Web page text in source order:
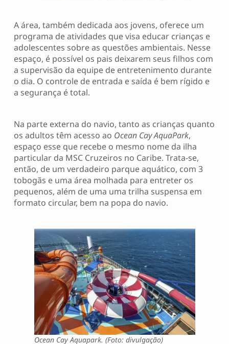
A área, também dedicada aos jovens, oferece um
programa de atividades que visa educar crianças e
adolescentes sobre as questões ambientais. Nesse
espaço, é possível os pais deixarem seus filhos com
a supervisão da equipe de entretenimento durante
o dia. O controle de entrada e saída é bem rígido e
a segurança é total.
Na parte externa do navio, tanto as crianças quanto
os adultos têm acesso ao Ocean Cay AquaPark,
espaço esse que recebe o mesmo nome da ilha
particular da MSC Cruzeiros no Caribe. Trata-se,
então, de um verdadeiro parque aquático, com 3
tobogãs e uma área molhada para entreter os
pequenos, além de uma uma trilha suspensa em
formato circular, bem na popa do navio.
Ocean Cay Aquapark. (Foto: divulgação)